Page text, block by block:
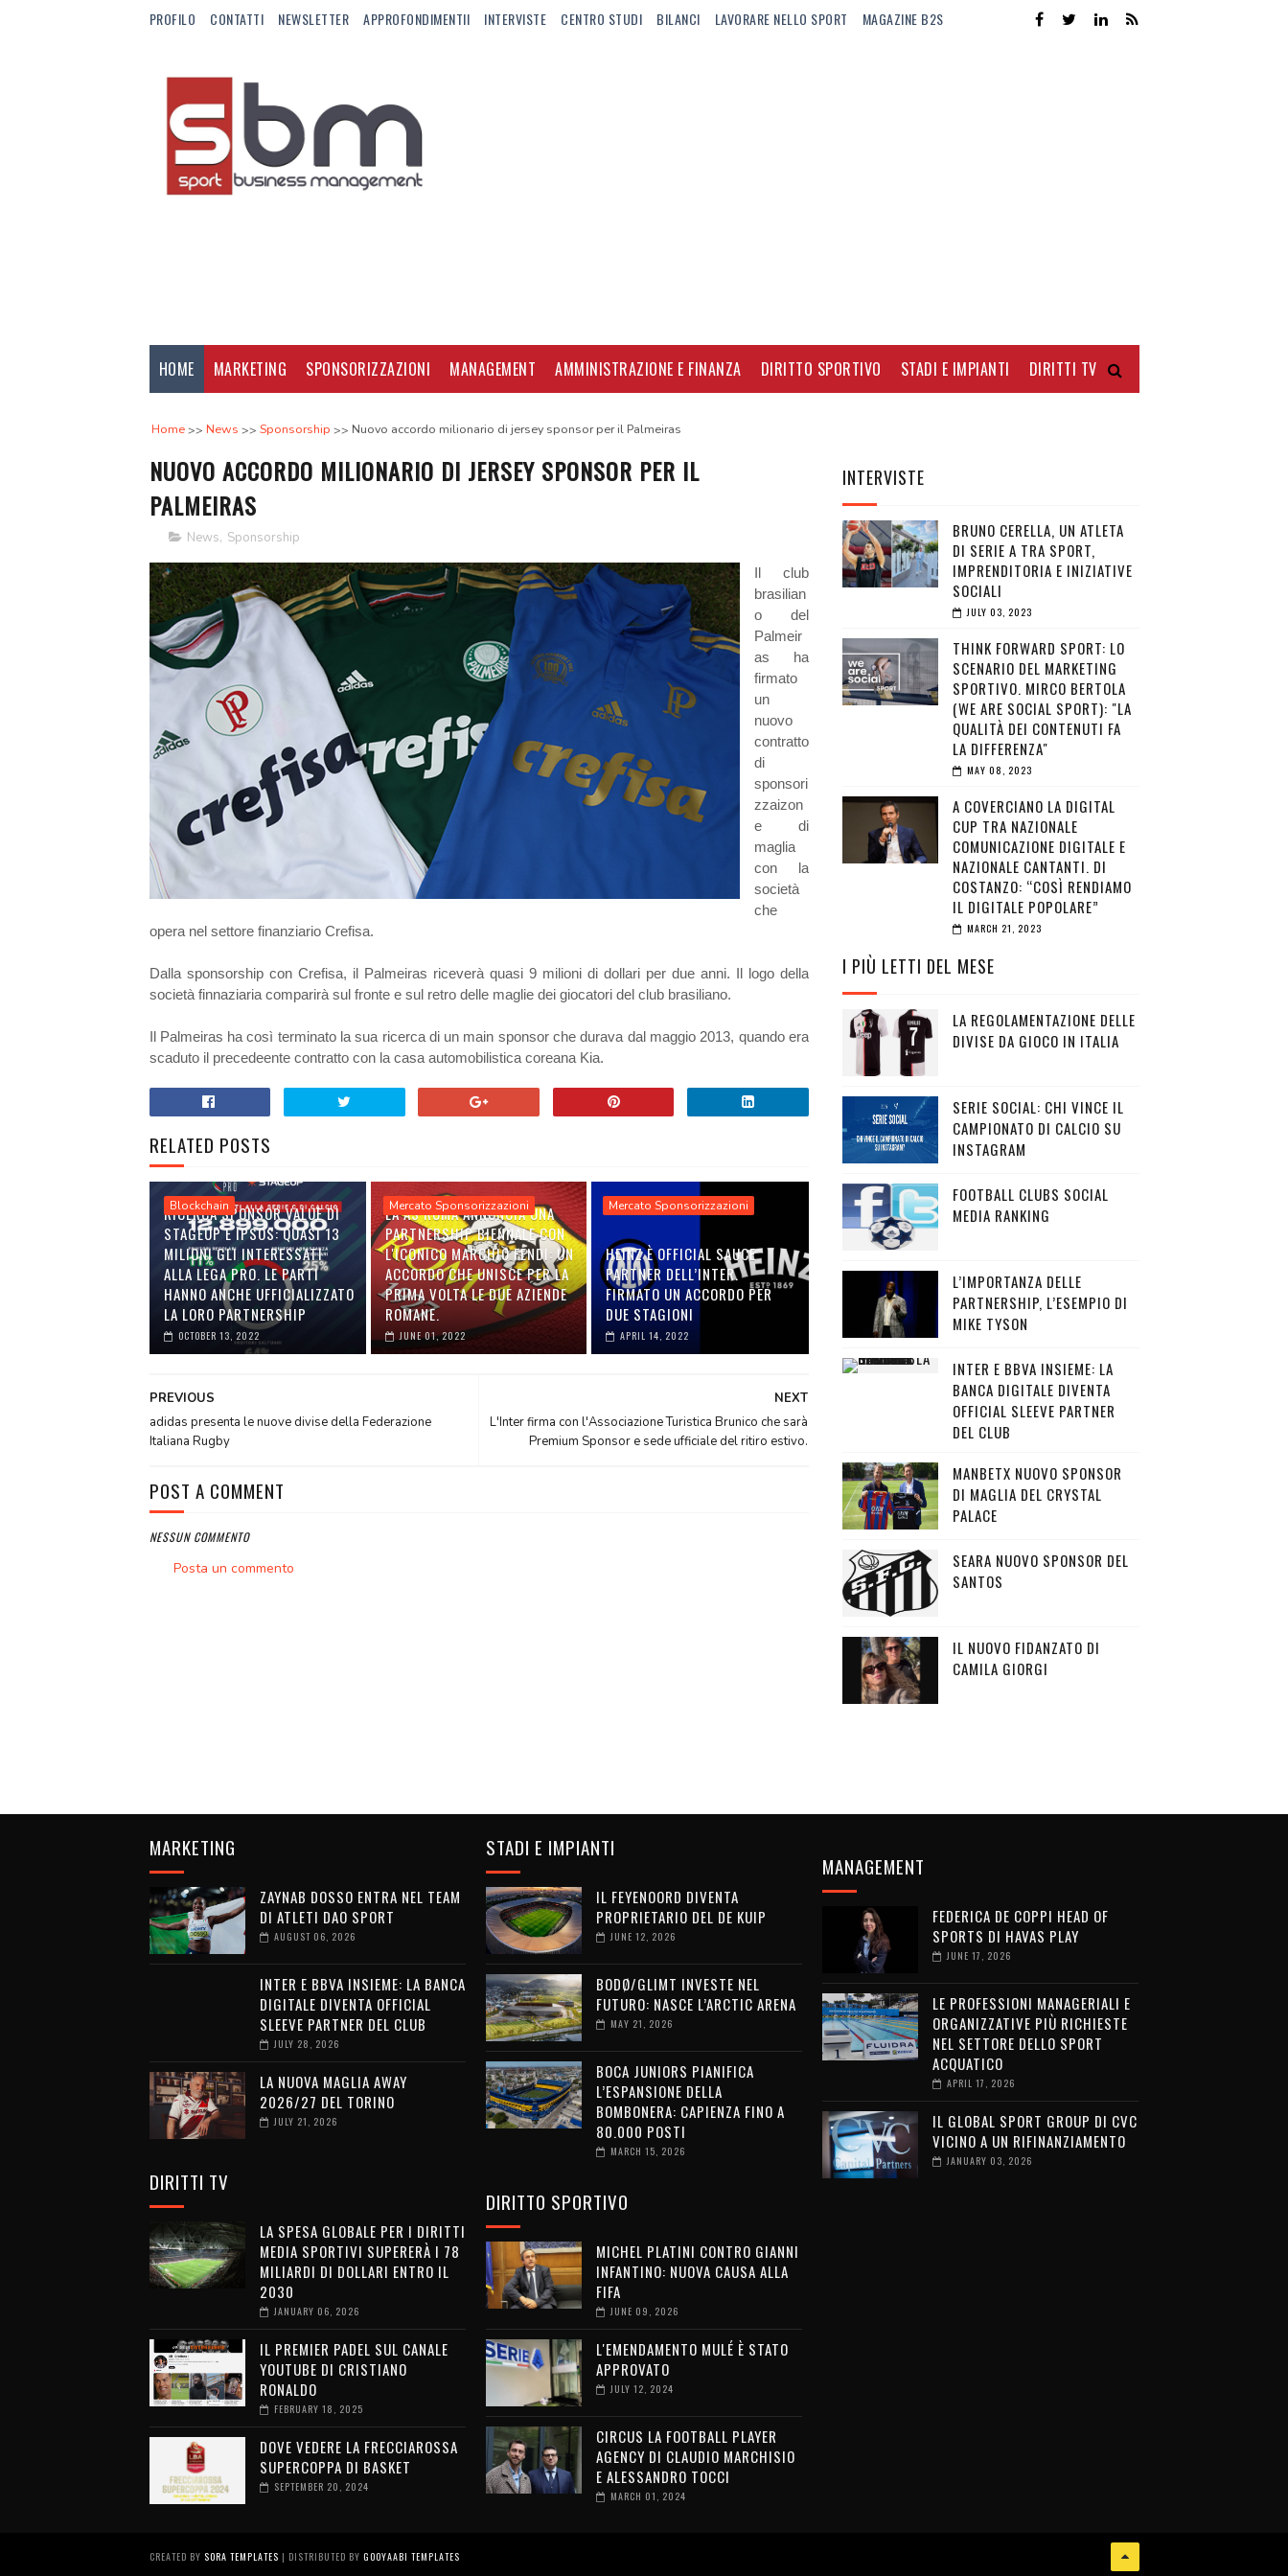
PROFILO CONTATTI NEWSLETTER APPROFONDIMENTII INTERVISTE CENTRO STUDI BILANCI LAVORARE NELLO SPORT MAGAZINE B2S
HOME MARKETING SPONSORIZZAZIONI MANAGEMENT AMMINISTRAZIONE E FINANZA DIRITTO SPORTIVO STADI E IMPIANTI DIRITTI TV
Home News Sponsorship Nuovo accordo milionario di jersey sponsor per il Palmeiras
NUOVO ACCORDO MILIONARIO DI JERSEY SPONSOR PER IL
PALMEIRAS
News, Sponsorship
Il club
brasilian
o del
Palmeir
as ha
firmato
un
nuovo
contratto
di
sponsori
zzaizon
e di
maglia
con la
società
che
opera nel settore finanziario Crefisa.
Dalla sponsorship con Crefisa, il Palmeiras riceverà quasi 9 milioni di dollari per due anni. Il logo della
società finnaziaria comparirà sul fronte e sul retro delle maglie dei giocatori del club brasiliano.
Il Palmeiras ha così terminato la sua ricerca di un main sponsor che durava dal maggio 2013, quando era
scaduto il precedeente contratto con la casa automobilistica coreana Kia.
RELATED POSTS
Blockchain
RICERCA SPONSOR VALUE DI
STAGEUP E IPSOS: QUASI 13
MILIONI GLI INTERESSATI
ALLA LEGA PRO. LE PARTI
HANNO ANCHE UFFICIALIZZATO
LA LORO PARTNERSHIP
OCTOBER 13, 2022
Mercato Sponsorizzazioni
LA AS ROMA ANNUNCIA UNA
PARTNERSHIP BIENNALE CON
L'ICONICO MARCHIO FENDI: UN
ACCORDO CHE UNISCE PER LA
PRIMA VOLTA LE DUE AZIENDE
ROMANE.
JUNE 01, 2022
Mercato Sponsorizzazioni
HEINZ È OFFICIAL SAUCE
PARTNER DELL’INTER.
FIRMATO UN ACCORDO PER
DUE STAGIONI
APRIL 14, 2022
NEXT
L'Inter firma con l'Associazione Turistica Brunico che sarà
Premium Sponsor e sede ufficiale del ritiro estivo.
PREVIOUS
adidas presenta le nuove divise della Federazione
Italiana Rugby
POST A COMMENT
NESSUN COMMENTO
Posta un commento
INTERVISTE
BRUNO CERELLA, UN ATLETA
DI SERIE A TRA SPORT,
IMPRENDITORIA E INIZIATIVE
SOCIALI
JULY 03, 2023
THINK FORWARD SPORT: LO
SCENARIO DEL MARKETING
SPORTIVO. MIRCO BERTOLA
(WE ARE SOCIAL SPORT): "LA
QUALITÀ DEI CONTENUTI FA
LA DIFFERENZA"
MAY 08, 2023
A COVERCIANO LA DIGITAL
CUP TRA NAZIONALE
COMUNICAZIONE DIGITALE E
NAZIONALE CANTANTI. DI
COSTANZO: “COSÌ RENDIAMO
IL DIGITALE POPOLARE”
MARCH 21, 2023
I PIÙ LETTI DEL MESE
LA REGOLAMENTAZIONE DELLE
DIVISE DA GIOCO IN ITALIA
SERIE SOCIAL: CHI VINCE IL
CAMPIONATO DI CALCIO SU
INSTAGRAM
FOOTBALL CLUBS SOCIAL
MEDIA RANKING
L’IMPORTANZA DELLE
PARTNERSHIP, L’ESEMPIO DI
MIKE TYSON
INTER E BBVA INSIEME: LA
BANCA DIGITALE DIVENTA
OFFICIAL SLEEVE PARTNER
DEL CLUB
MANBETX NUOVO SPONSOR
DI MAGLIA DEL CRYSTAL
PALACE
SEARA NUOVO SPONSOR DEL
SANTOS
IL NUOVO FIDANZATO DI
CAMILA GIORGI
MARKETING
ZAYNAB DOSSO ENTRA NEL TEAM
DI ATLETI DAO SPORT
AUGUST 06, 2026
INTER E BBVA INSIEME: LA BANCA
DIGITALE DIVENTA OFFICIAL
SLEEVE PARTNER DEL CLUB
JULY 28, 2026
LA NUOVA MAGLIA AWAY
2026/27 DEL TORINO
JULY 21, 2026
DIRITTI TV
LA SPESA GLOBALE PER I DIRITTI
MEDIA SPORTIVI SUPERERÀ I 78
MILIARDI DI DOLLARI ENTRO IL
2030
JANUARY 06, 2026
IL PREMIER PADEL SUL CANALE
YOUTUBE DI CRISTIANO
RONALDO
FEBRUARY 18, 2025
DOVE VEDERE LA FRECCIAROSSA
SUPERCOPPA DI BASKET
SEPTEMBER 20, 2024
STADI E IMPIANTI
IL FEYENOORD DIVENTA
PROPRIETARIO DEL DE KUIP
JUNE 12, 2026
BODØ/GLIMT INVESTE NEL
FUTURO: NASCE L’ARCTIC ARENA
MAY 21, 2026
BOCA JUNIORS PIANIFICA
L’ESPANSIONE DELLA
BOMBONERA: CAPIENZA FINO A
80.000 POSTI
MARCH 15, 2026
DIRITTO SPORTIVO
MICHEL PLATINI CONTRO GIANNI
INFANTINO: NUOVA CAUSA ALLA
FIFA
JUNE 09, 2026
L'EMENDAMENTO MULÉ È STATO
APPROVATO
JULY 12, 2024
CIRCUS LA FOOTBALL PLAYER
AGENCY DI CLAUDIO MARCHISIO
E ALESSANDRO TOCCI
MARCH 01, 2024
MANAGEMENT
FEDERICA DE COPPI HEAD OF
SPORTS DI HAVAS PLAY
JUNE 17, 2026
LE PROFESSIONI MANAGERIALI E
ORGANIZZATIVE PIÙ RICHIESTE
NEL SETTORE DELLO SPORT
ACQUATICO
APRIL 17, 2026
IL GLOBAL SPORT GROUP DI CVC
VICINO A UN RIFINANZIAMENTO
JANUARY 03, 2026
CREATED BY SORA TEMPLATES | DISTRIBUTED BY GOOYAABI TEMPLATES